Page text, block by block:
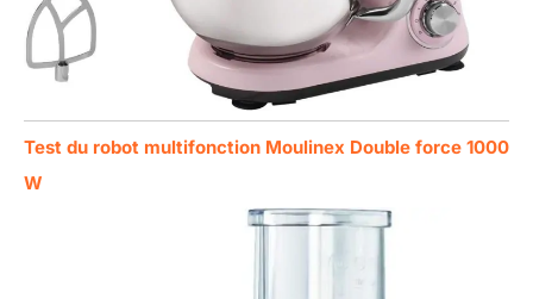
Test du robot multifonction Moulinex Double force 1000
W